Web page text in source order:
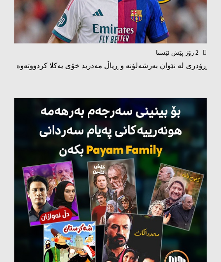
2 رۆژ پێش ئێستا
ڕۆدری لە نێوان بەرشەلۆنە و ڕیاڵ مەدرید خۆی یەکلا کردووتەوە